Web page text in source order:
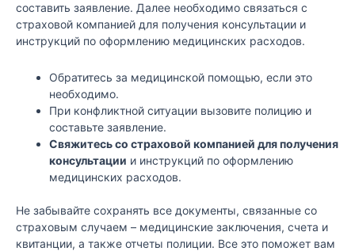
составить заявление. Далее необходимо связаться с
страховой компанией для получения консультации и
инструкций по оформлению медицинских расходов.
Обратитесь за медицинской помощью, если это
необходимо.
При конфликтной ситуации вызовите полицию и
составьте заявление.
Свяжитесь со страховой компанией для получения
консультации и инструкций по оформлению
медицинских расходов.
Не забывайте сохранять все документы, связанные со
страховым случаем – медицинские заключения, счета и
квитанции, а также отчеты полиции. Все это поможет вам